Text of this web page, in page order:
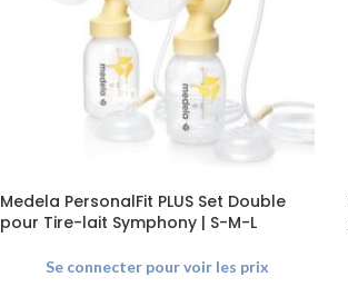
Medela PersonalFit PLUS Set Double
pour Tire-lait Symphony | S-M-L
Se connecter pour voir les prix